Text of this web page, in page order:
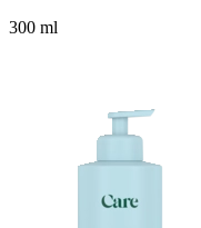
300 ml